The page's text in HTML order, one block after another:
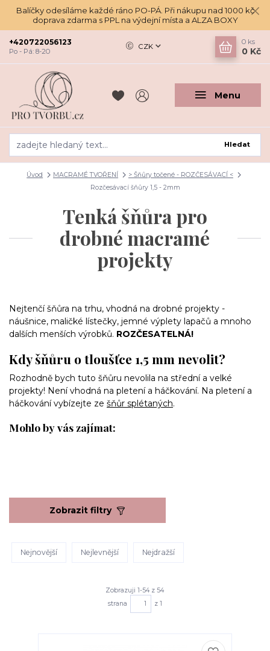
Balíčky odesíláme každé ráno PO-PÁ. Při nákupu nad 1000 kč
doprava zdarma s PPL na výdejní místa a ALZA BOXY
Menu
CZK
Hledat
+420722056123
Po - Pá: 8-20
0 ks
0 Kč
Úvod MACRAMÉ TVOŘENÍ
> Šňůry točené - ROZČESÁVACÍ <
Rozčesávací šňůry 1,5 - 2mm
Tenká šňůra pro
drobné macramé
projekty
Nejtenčí šňůra na trhu, vhodná na drobné projekty -
náušnice, maličké lístečky, jemné výplety lapačů a mnoho
dalších menších výrobků. ROZČESATELNÁ!
Kdy šňůru o tloušťce 1,5 mm nevolit?
Rozhodně bych tuto šňůru nevolila na střední a velké
projekty! Není vhodná na pletení a háčkování. Na pletení a
háčkování vybízejte ze šňůr splétaných.
Mohlo by vás zajímat:
Zobrazit filtry
Nejnovější Nejlevnější Nejdražší
Zobrazuji 1-54 z 54
strana
z 1